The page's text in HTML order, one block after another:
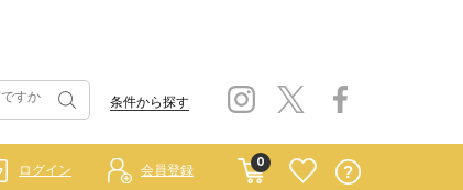
条件から探す
0
ログイン 会員登録